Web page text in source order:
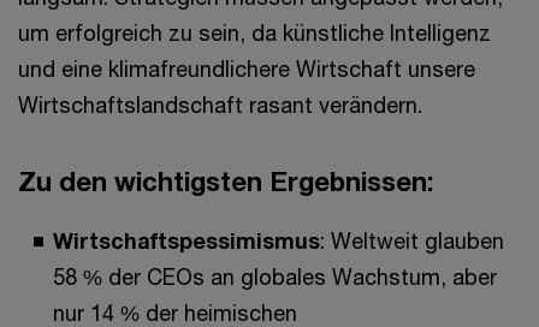
um erfolgreich zu sein, da künstliche Intelligenz
und eine klimafreundlichere Wirtschaft unsere
Wirtschaftslandschaft rasant verändern.
Zu den wichtigsten Ergebnissen:
Wirtschaftspessimismus: Weltweit glauben
58 % der CEOs an globales Wachstum, aber
nur 14 % der heimischen